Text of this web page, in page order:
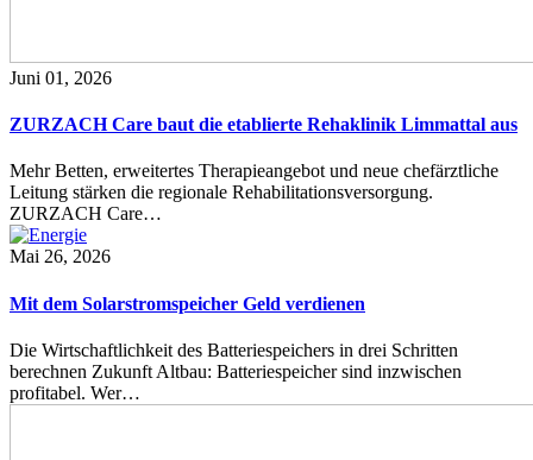
Juni 01, 2026
ZURZACH Care baut die etablierte Rehaklinik Limmattal aus
Mehr Betten, erweitertes Therapieangebot und neue chefärztliche
Leitung stärken die regionale Rehabilitationsversorgung.
ZURZACH Care…
Mai 26, 2026
Mit dem Solarstromspeicher Geld verdienen
Die Wirtschaftlichkeit des Batteriespeichers in drei Schritten
berechnen Zukunft Altbau: Batteriespeicher sind inzwischen
profitabel. Wer…